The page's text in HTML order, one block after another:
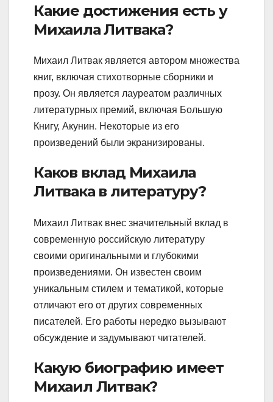
Какие достижения есть у
Михаила Литвака?
Михаил Литвак является автором множества
книг, включая стихотворные сборники и
прозу. Он является лауреатом различных
литературных премий, включая Большую
Книгу, Акунин. Некоторые из его
произведений были экранизированы.
Каков вклад Михаила
Литвака в литературу?
Михаил Литвак внес значительный вклад в
современную российскую литературу
своими оригинальными и глубокими
произведениями. Он известен своим
уникальным стилем и тематикой, которые
отличают его от других современных
писателей. Его работы нередко вызывают
обсуждение и задумывают читателей.
Какую биографию имеет
Михаил Литвак?